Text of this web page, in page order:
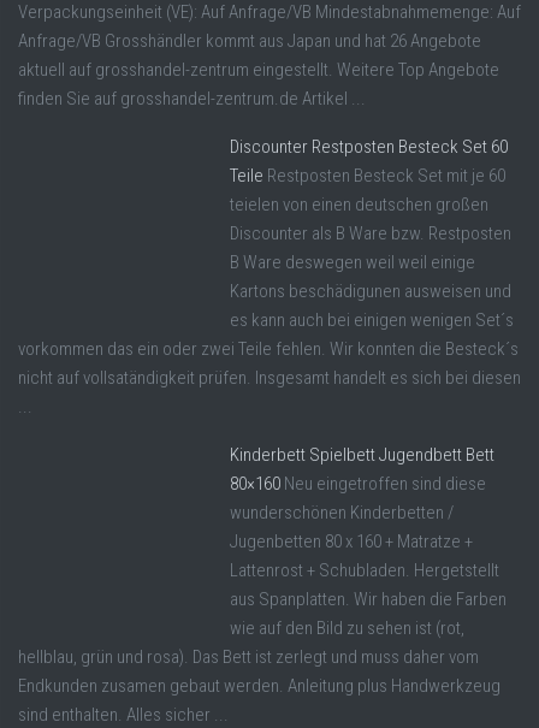
Verpackungseinheit (VE): Auf Anfrage/VB Mindestabnahmemenge: Auf
Anfrage/VB Grosshändler kommt aus Japan und hat 26 Angebote
aktuell auf grosshandel-zentrum eingestellt. Weitere Top Angebote
finden Sie auf grosshandel-zentrum.de Artikel ...
Discounter Restposten Besteck Set 60
Teile Restposten Besteck Set mit je 60
teielen von einen deutschen großen
Discounter als B Ware bzw. Restposten
B Ware deswegen weil weil einige
Kartons beschädigunen ausweisen und
es kann auch bei einigen wenigen Set´s
vorkommen das ein oder zwei Teile fehlen. Wir konnten die Besteck´s
nicht auf vollsatändigkeit prüfen. Insgesamt handelt es sich bei diesen
...
Kinderbett Spielbett Jugendbett Bett
80×160 Neu eingetroffen sind diese
wunderschönen Kinderbetten /
Jugenbetten 80 x 160 + Matratze +
Lattenrost + Schubladen. Hergetstellt
aus Spanplatten. Wir haben die Farben
wie auf den Bild zu sehen ist (rot,
hellblau, grün und rosa). Das Bett ist zerlegt und muss daher vom
Endkunden zusamen gebaut werden. Anleitung plus Handwerkzeug
sind enthalten. Alles sicher ...